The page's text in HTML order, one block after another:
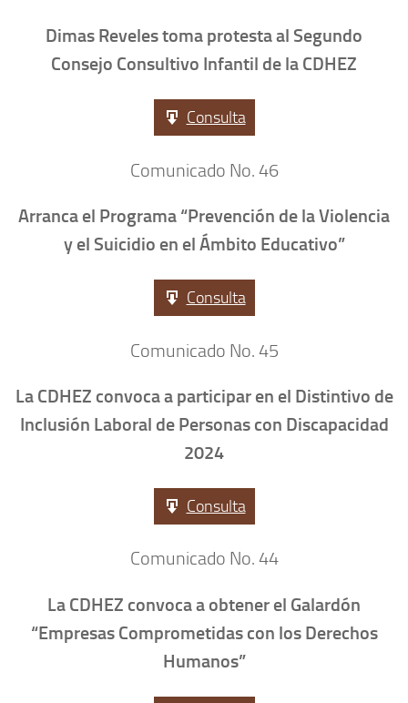
Dimas Reveles toma protesta al Segundo
Consejo Consultivo Infantil de la CDHEZ
Consulta
Comunicado No. 46
Arranca el Programa “Prevención de la Violencia
y el Suicidio en el Ámbito Educativo”
Consulta
Comunicado No. 45
La CDHEZ convoca a participar en el Distintivo de
Inclusión Laboral de Personas con Discapacidad
2024
Consulta
Comunicado No. 44
La CDHEZ convoca a obtener el Galardón
“Empresas Comprometidas con los Derechos
Humanos”